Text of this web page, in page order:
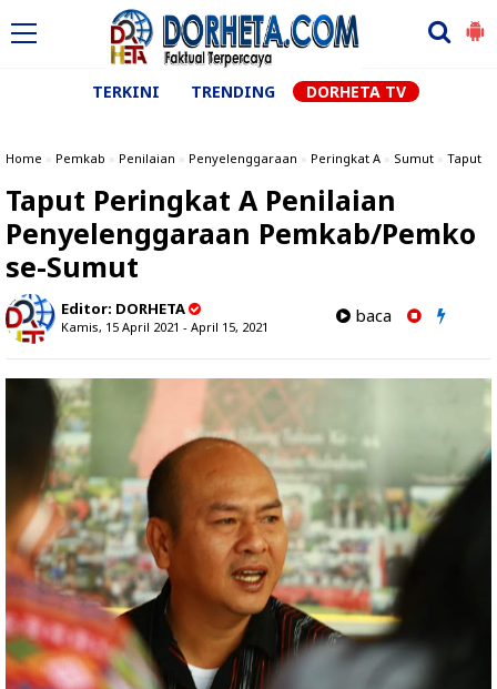
TERKINI TRENDING DORHETA TV
Home » Pemkab » Penilaian » Penyelenggaraan » Peringkat A » Sumut » Taput
Taput Peringkat A Penilaian
Penyelenggaraan Pemkab/Pemko
se-Sumut
Editor: DORHETA
Kamis, 15 April 2021 - April 15, 2021
baca